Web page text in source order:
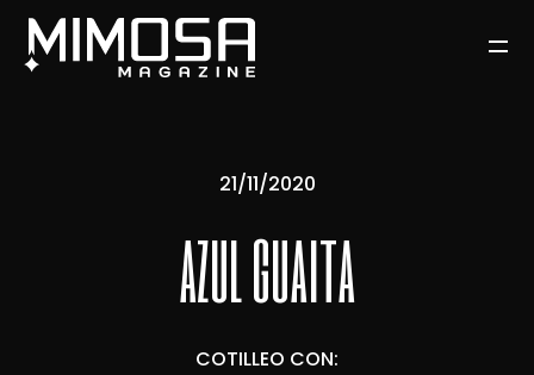
21/11/2020
azul guaita
COTILLEO CON: